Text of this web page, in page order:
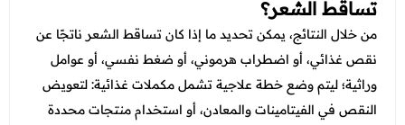
تساقط الشعر؟
من خلال النتائج، يمكن تحديد ما إذا كان تساقط الشعر ناتجًا عن
نقص غذائي، أو اضطراب هرموني، أو ضغط نفسي، أو عوامل
وراثية؛ ليتم وضع خطة علاجية تشمل مكملات غذائية: لتعويض
النقص في الفيتامينات والمعادن، أو استخدام منتجات محددة